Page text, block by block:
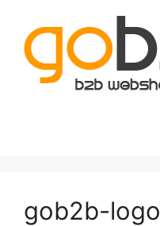
gob2b-logo